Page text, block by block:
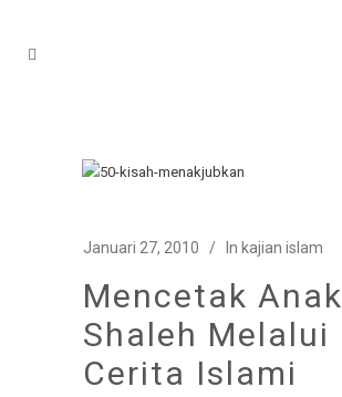
Januari 27, 2010 In kajian islam
Mencetak Anak
Shaleh Melalui
Cerita Islami